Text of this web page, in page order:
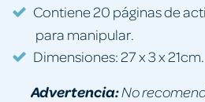
Contiene 20 páginas de
para manipular.
Dimensiones: 27 x 3 x 21cm.
Advertencia:No